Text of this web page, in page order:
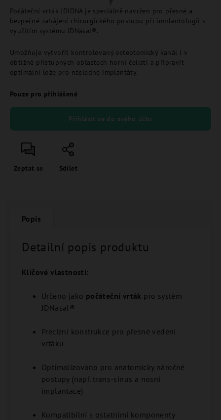
Počáteční vrták JDIDNA je speciálně navržen pro přesné a
bezpečné zahájení chirurgického postupu při implantologii s
využitím systému JDNasal®.
Umožňuje vytvořit kontrolovaný osteotomický kanál i v
obtížně přístupných oblastech horní čelisti a připravit
optimální lože pro následné implantáty.
Pouze pro přihlášené
Přihlásit se do svého účtu
Zeptat se Sdílet
Popis
Detailní popis produktu
Klíčové vlastnosti:
Určeno jako počáteční vrták pro systém
JDNasal®
Precizní konstrukce pro přesné vedení
vrtáku
Optimalizováno pro anatomicky náročné
postupy (např. trans-sinus a nosní
implantace)
Kompatibilní s ostatními komponenty